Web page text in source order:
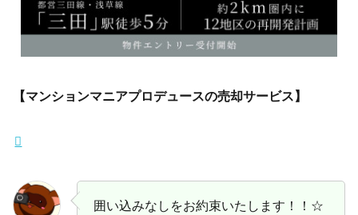
【マンションマニアプロデュースの売却サービス】
囲い込みなしをお約束いたします！！☆